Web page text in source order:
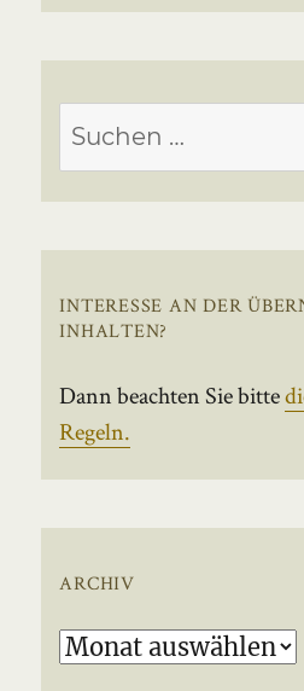
Suchen
nach:
INTERESSE AN DER
INHALTEN?
Dann beachten Sie bitte
Regeln.
ARCHIV
Archiv